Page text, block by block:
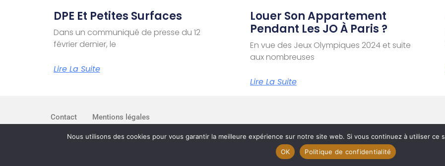
DPE Et Petites Surfaces
Dans un communiqué de presse du 12
février dernier, le
Lire La Suite
Louer Son Appartement
Pendant Les JO À Paris ?
En vue des Jeux Olympiques 2024 et suite
aux nombreuses
Lire La Suite
Contact Mentions légales
Nous utilisons des cookies pour vous garantir la meilleure expérience sur notre site web. Si vous continuez à utiliser
OK
Politique de confidentialité